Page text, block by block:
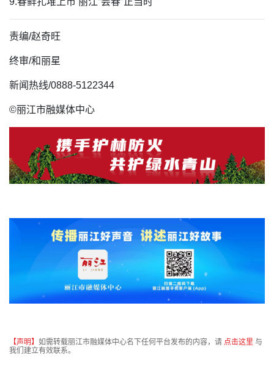
责编/赵奇旺
终审/和丽星
新闻热线/0888-5122344
©丽江市融媒体中心
【声明】 如需转载丽江市融媒体中心名下任何平台发布的内容，请 点击这里 与
我们建立有效联系。